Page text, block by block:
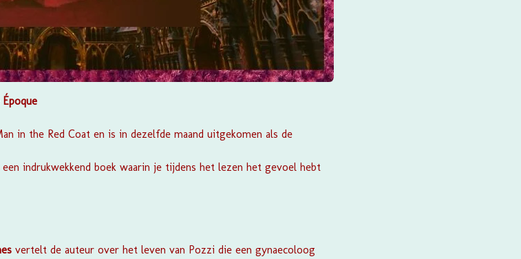
in the Red Coat en is in dezelfde maand uitgekomen als de
een indrukwekkend boek waarin je tijdens het lezen het gevoel hebt
vertelt de auteur over het leven van Pozzi die een gynaecoloog